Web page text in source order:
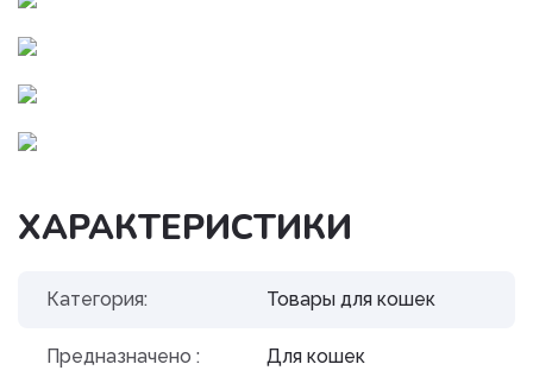
ХАРАКТЕРИСТИКИ
Категория: Товары для кошек
Предназначено : Для кошек